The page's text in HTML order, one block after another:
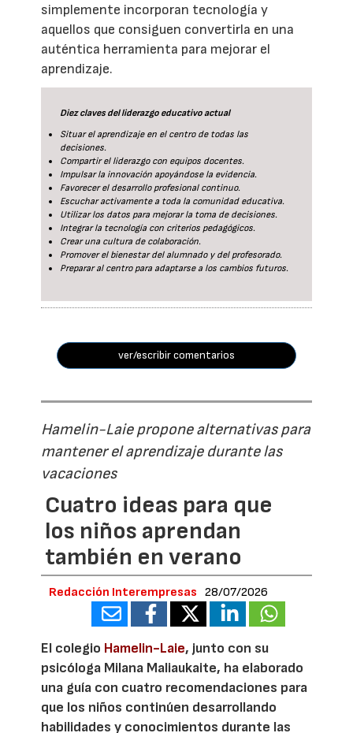
simplemente incorporan tecnología y
aquellos que consiguen convertirla en una
auténtica herramienta para mejorar el
aprendizaje.
Diez claves del liderazgo educativo actual
Situar el aprendizaje en el centro de todas las
decisiones.
Compartir el liderazgo con equipos docentes.
Impulsar la innovación apoyándose la evidencia.
Favorecer el desarrollo profesional continuo.
Escuchar activamente a toda la comunidad educativa.
Utilizar los datos para mejorar la toma de decisiones.
Integrar la tecnología con criterios pedagógicos.
Crear una cultura de colaboración.
Promover el bienestar del alumnado y del profesorado.
Preparar al centro para adaptarse a los cambios futuros.
ver/escribir comentarios
Hamelin-Laie propone alternativas para
mantener el aprendizaje durante las
vacaciones
Cuatro ideas para que
los niños aprendan
también en verano
Redacción Interempresas 28/07/2026
El colegio Hamelin-Laie, junto con su
psicóloga Milana Maliaukaite, ha elaborado
una guía con cuatro recomendaciones para
que los niños continúen desarrollando
habilidades y conocimientos durante las